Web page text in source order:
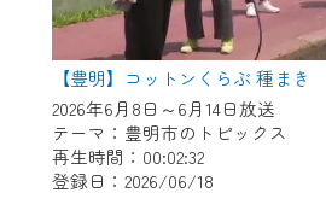
【豊明】コットンくらぶ 種まき
2026年6月8日～6月14日放送
テーマ：豊明市のトピックス
再生時間：00:02:32
登録日：2026/06/18
ご視聴いただけます。
＜メンテナンス情報＞
CCNetWebTVのリニューア
ンテナンス作業を予定して